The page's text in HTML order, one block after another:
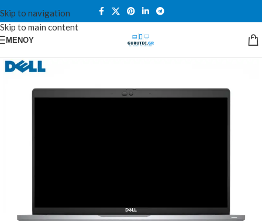
Skip to navigation
Skip to main content
ΜΕΝΟΎ